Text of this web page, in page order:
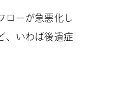
ローが急悪化し
、いわば後遺症